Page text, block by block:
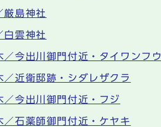
厳島神社
白雲神社
／今出川御門付近・タイワンフウ
／近衛邸跡・シダレザクラ
／今出川御門付近・フジ
／石薬師御門付近・ケヤキ